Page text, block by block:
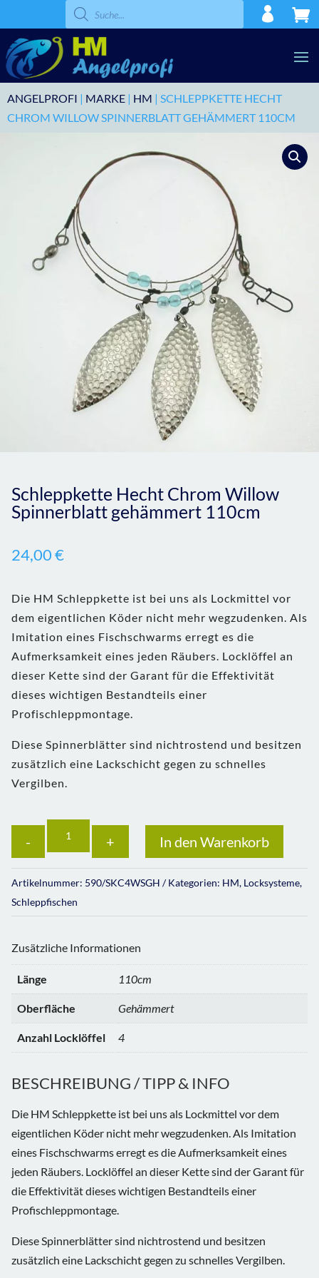
Products
search
ANGELPROFI | MARKE | HM | SCHLEPPKETTE HECHT
CHROM WILLOW SPINNERBLATT GEHÄMMERT 110CM
Schleppkette Hecht Chrom Willow
Spinnerblatt gehämmert 110cm
24,00€
Die HM Schleppkette ist bei uns als Lockmittel vor
dem eigentlichen Köder nicht mehr wegzudenken. Als
Imitation eines Fischschwarms erregt es die
Aufmerksamkeit eines jeden Räubers. Locklöffel an
dieser Kette sind der Garant für die Effektivität
dieses wichtigen Bestandteils einer
Profischleppmontage.
Diese Spinnerblätter sind nichtrostend und besitzen
zusätzlich eine Lackschicht gegen zu schnelles
Vergilben.
Anzahl
In den Warenkorb
Artikelnummer: 590/SKC4WSGH Kategorien: HM, Locksysteme,
Schleppfischen
Zusätzliche Informationen
Länge 110cm
Oberfläche Gehämmert
Anzahl Locklöffel 4
BESCHREIBUNG / TIPP & INFO
Die HM Schleppkette ist bei uns als Lockmittel vor dem
eigentlichen Köder nicht mehr wegzudenken. Als Imitation
eines Fischschwarms erregt es die Aufmerksamkeit eines
jeden Räubers. Locklöffel an dieser Kette sind der Garant für
die Effektivität dieses wichtigen Bestandteils einer
Profischleppmontage.
Diese Spinnerblätter sind nichtrostend und besitzen
zusätzlich eine Lackschicht gegen zu schnelles Vergilben.